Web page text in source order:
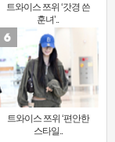
트와이스 쯔위 ‘갓경 쓴
훈녀’..
트와이스 쯔위 ‘편안한
스타일..